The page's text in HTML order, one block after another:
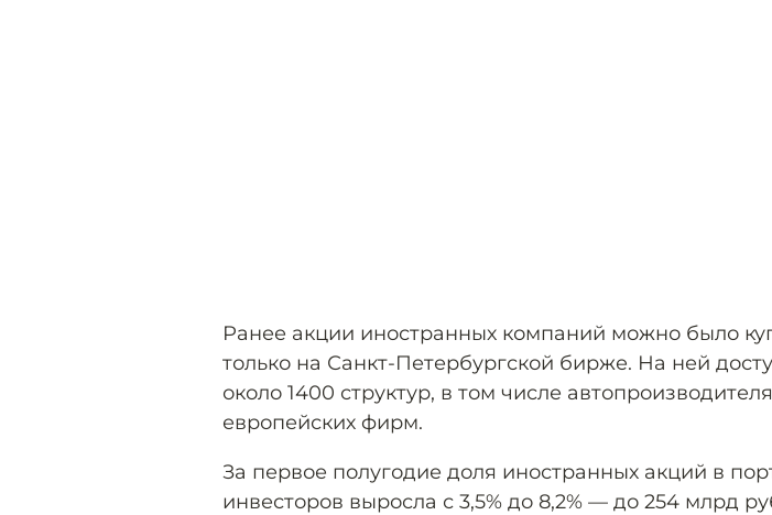
Ранее акции иностранных компаний можно было
только на Санкт-Петербургской бирже. На ней
около 1400 структур, в том числе
европейских фирм.
За первое полугодие доля иностранных акций в
инвесторов выросла с 3,5% до 8,2% — до 254 млрд